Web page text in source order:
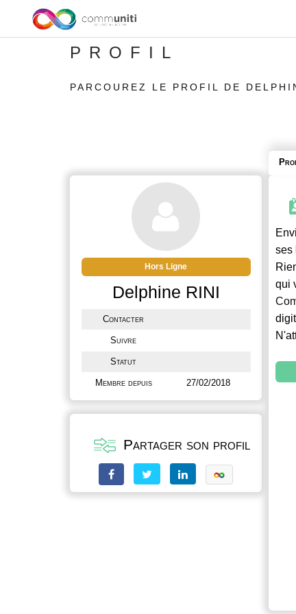
PROFIL
PARCOUREZ LE PROFIL DE
Hors Ligne
Delphine RINI
Contacter
Suivre
Statut
Membre depuis 27/02/2018
Partager son profil
ses
qui